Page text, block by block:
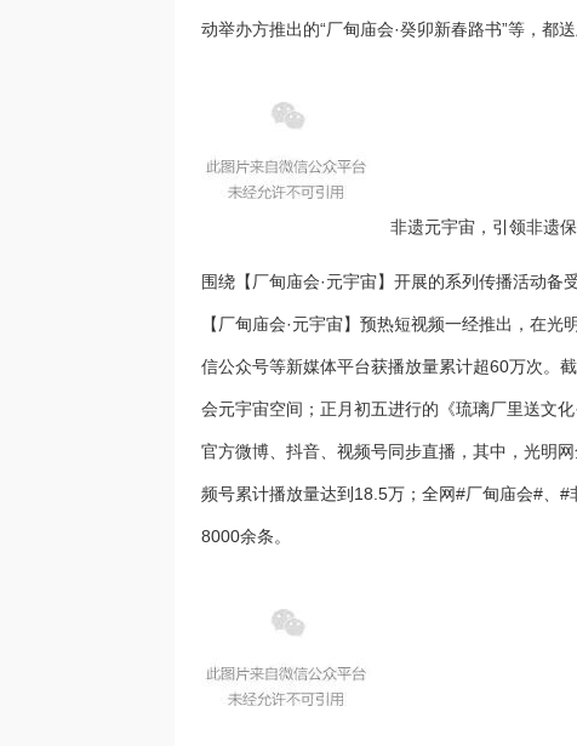
动举办方推出的“厂甸庙会·癸卯新春路书”等，都
非遗元宇宙，引领非遗保
围绕【厂甸庙会·元宇宙】开展的系列传播活动备
【厂甸庙会·元宇宙】预热短视频一经推出，在
信公众号等新媒体平台获播放量累计超60万次。
会元宇宙空间；正月初五进行的《琉璃厂里送文
官方微博、抖音、视频号同步直播，其中，光明
频号累计播放量达到18.5万；全网#厂甸庙会#、
8000余条。